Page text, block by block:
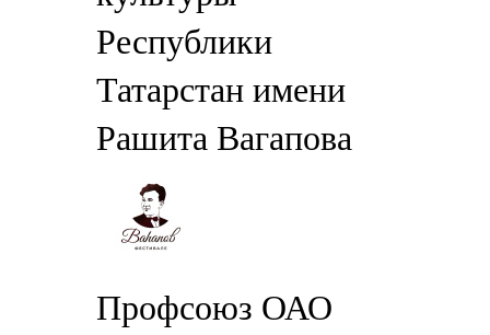
Республики
Татарстан имени
Рашита Вагапова
Профсоюз ОАО